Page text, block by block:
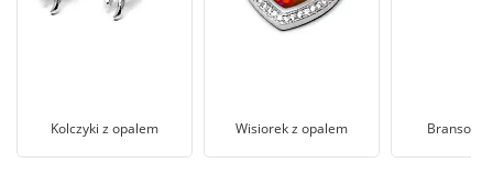
Kolczyki z opalem Wisiorek z opalem